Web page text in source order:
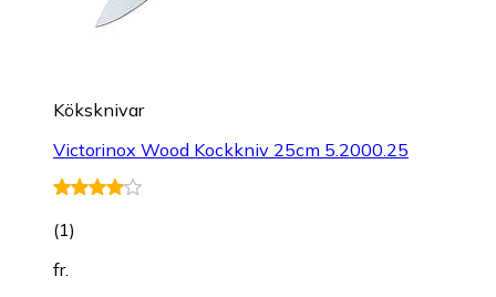
Köksknivar
Victorinox Wood Kockkniv 25cm 5.2000.25
(1)
fr.